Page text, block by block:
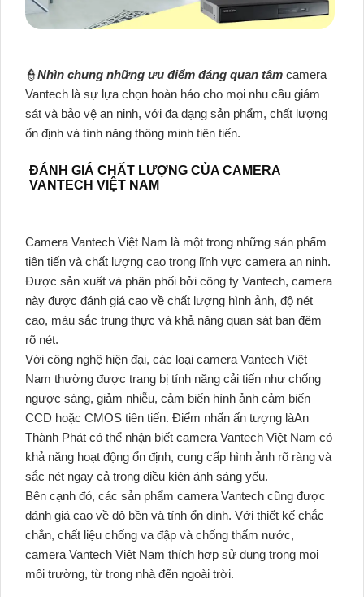
👮Nhìn chung những ưu điểm đáng quan tâm camera
Vantech là sự lựa chọn hoàn hảo cho mọi nhu cầu giám
sát và bảo vệ an ninh, với đa dạng sản phẩm, chất lượng
ổn định và tính năng thông minh tiên tiến.
ĐÁNH GIÁ CHẤT LƯỢNG CỦA CAMERA
VANTECH VIỆT NAM
Camera Vantech Việt Nam là một trong những sản phẩm
tiên tiến và chất lượng cao trong lĩnh vực camera an ninh.
Được sản xuất và phân phối bởi công ty Vantech, camera
này được đánh giá cao về chất lượng hình ảnh, độ nét
cao, màu sắc trung thực và khả năng quan sát ban đêm
rõ nét.
Với công nghệ hiện đại, các loại camera Vantech Việt
Nam thường được trang bị tính năng cải tiến như chống
ngược sáng, giảm nhiễu, cảm biến hình ảnh cảm biến
CCD hoặc CMOS tiên tiến. Điểm nhấn ấn tượng làAn
Thành Phát có thể nhận biết camera Vantech Việt Nam có
khả năng hoạt động ổn định, cung cấp hình ảnh rõ ràng và
sắc nét ngay cả trong điều kiện ánh sáng yếu.
Bên cạnh đó, các sản phẩm camera Vantech cũng được
đánh giá cao về độ bền và tính ổn định. Với thiết kế chắc
chắn, chất liệu chống va đập và chống thấm nước,
camera Vantech Việt Nam thích hợp sử dụng trong mọi
môi trường, từ trong nhà đến ngoài trời.